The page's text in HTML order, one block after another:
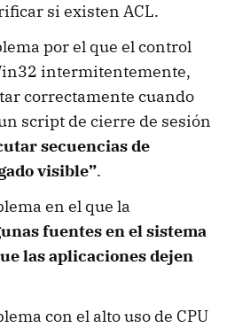
si existen ACL.
por el que el control
intermitentemente,
correctamente cuando
script de cierre de sesión
secuencias de
visible”.
en el que la
fuentes en el sistema
las aplicaciones dejen
con el alto uso de CPU